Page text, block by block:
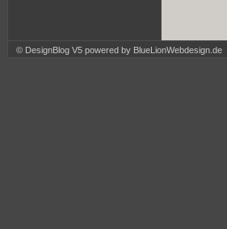
© DesignBlog V5 powered by BlueLionWebdesign.de